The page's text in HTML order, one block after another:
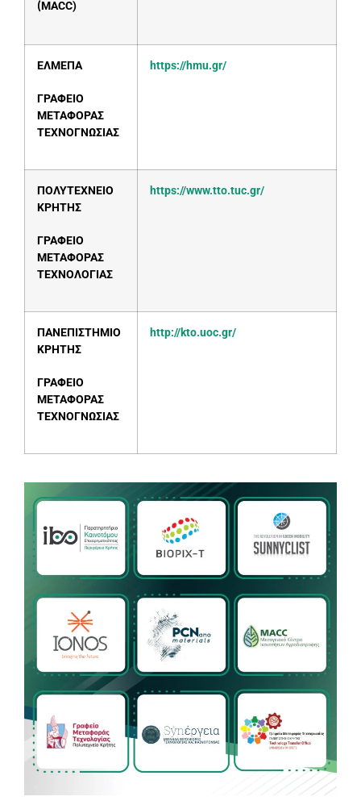
(MACC)
ΕΛΜΕΠΑ
ΓΡΑΦΕΙΟ
ΜΕΤΑΦΟΡΑΣ
ΤΕΧΝΟΓΝΩΣΙΑΣ
https://hmu.gr/
ΠΟΛΥΤΕΧΝΕΙΟ
ΚΡΗΤΗΣ
ΓΡΑΦΕΙΟ
ΜΕΤΑΦΟΡΑΣ
ΤΕΧΝΟΛΟΓΙΑΣ
https://www.tto.tuc.gr/
ΠΑΝΕΠΙΣΤΗΜΙΟ
ΚΡΗΤΗΣ
ΓΡΑΦΕΙΟ
ΜΕΤΑΦΟΡΑΣ
ΤΕΧΝΟΓΝΩΣΙΑΣ
http://kto.uoc.gr/